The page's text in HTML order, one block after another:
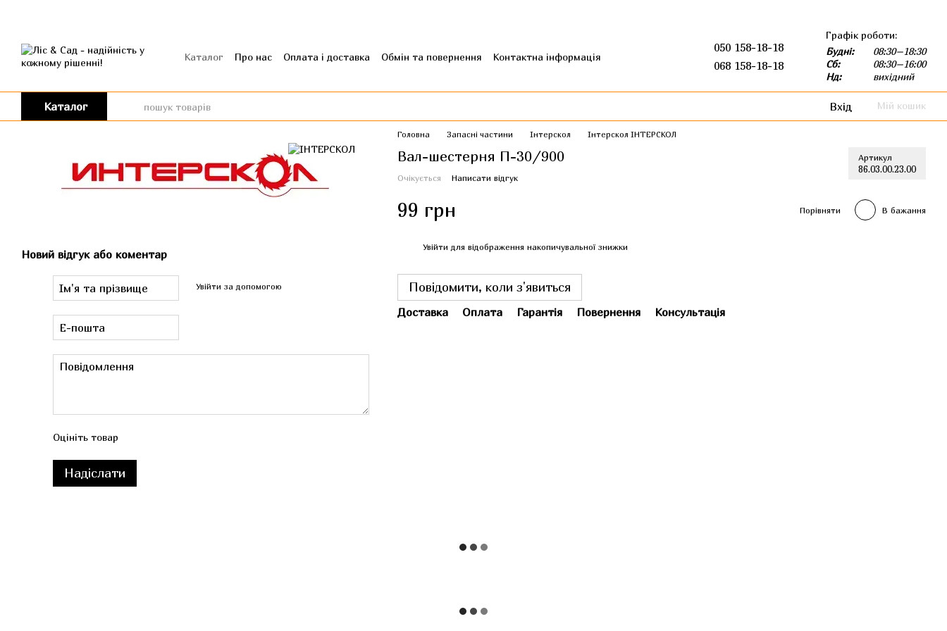
Каталог Про нас Оплата і доставка Обмін та повернення
Контактна інформація
050 158-18-18
068 158-18-18
Графік роботи:
Будні:
08:30–18:30
Сб:
08:30–16:00
Нд:
вихідний
Каталог Вхід Мій кошик
Новий відгук або коментар
Увійти за допомогою
Оцініть товар
Надіслати
Головна Запасні частини Інтерскол Інтерскол ІНТЕРСКОЛ
Вал-шестерня П-30/900 Артикул
86.03.00.23.00
Очікується Написати відгук
99 грн Порівняти В бажання
Увійти для відображення накопичувальної знижки
Повідомити, коли з'явиться
Доставка Оплата Гарантія Повернення Консультація